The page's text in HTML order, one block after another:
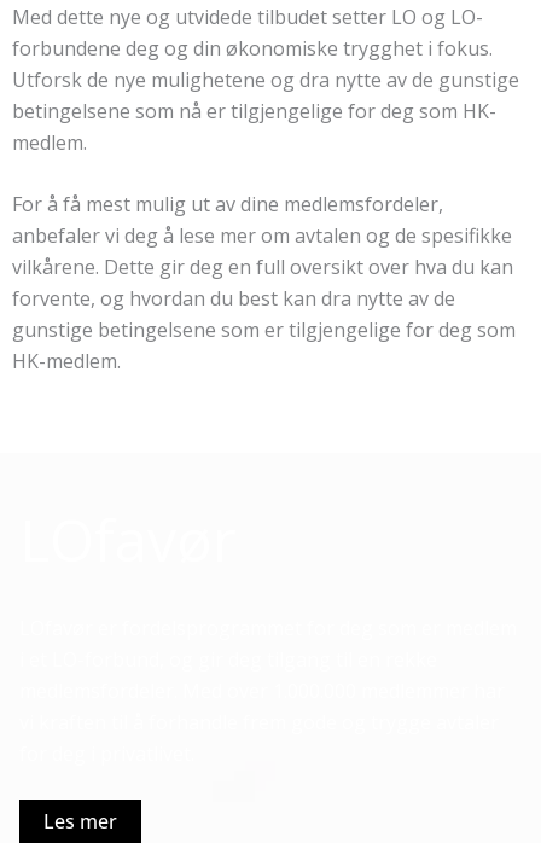
Med dette nye og utvidede tilbudet setter LO og LO-
forbundene deg og din økonomiske trygghet i fokus.
Utforsk de nye mulighetene og dra nytte av de gunstige
betingelsene som nå er tilgjengelige for deg som HK-
medlem.
For å få mest mulig ut av dine medlemsfordeler,
anbefaler vi deg å lese mer om avtalen og de spesifikke
vilkårene. Dette gir deg en full oversikt over hva du kan
forvente, og hvordan du best kan dra nytte av de
gunstige betingelsene som er tilgjengelige for deg som
HK-medlem.
Les mer